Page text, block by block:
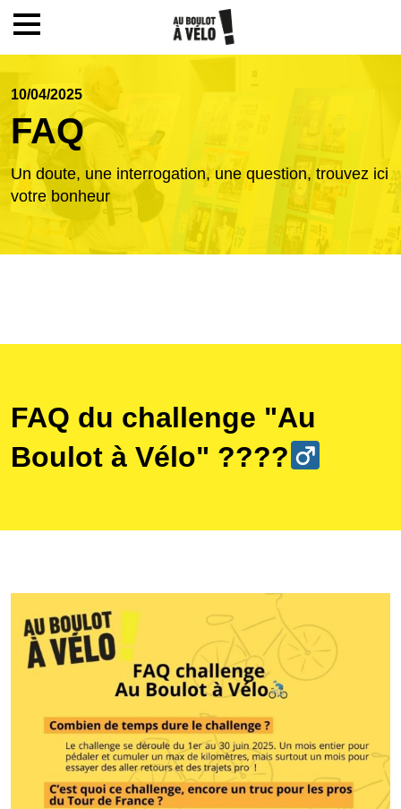
Accueil
Le challenge
Inscription
Galerie photos
FAQ
Contact
10/04/2025
FAQ
Un doute, une interrogation, une question, trouvez ici
votre bonheur
FAQ du challenge "Au
Boulot à Vélo" ????‍